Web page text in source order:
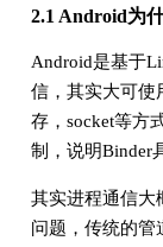
2.1 Android为
Android是基于
信，其实大可使
存，socket等方
制，说明Binder
其实进程通信大
问题，传统的管